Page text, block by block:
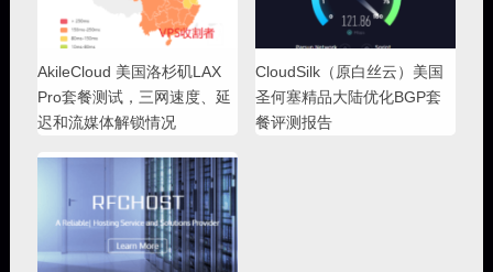
AkileCloud 美国洛杉矶LAX
Pro套餐测试，三网速度、延
迟和流媒体解锁情况
CloudSilk（原白丝云）美国
圣何塞精品大陆优化BGP套
餐评测报告